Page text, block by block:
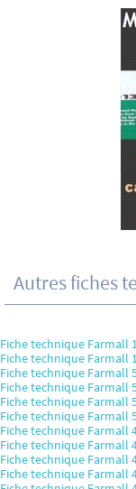
Autres fiches
Fiche technique Farmall
Fiche technique Farmall
Fiche technique Farmall
Fiche technique Farmall
Fiche technique Farmall
Fiche technique Farmall
Fiche technique Farmall
Fiche technique Farmall
Fiche technique Farmall
Fiche technique Farmall